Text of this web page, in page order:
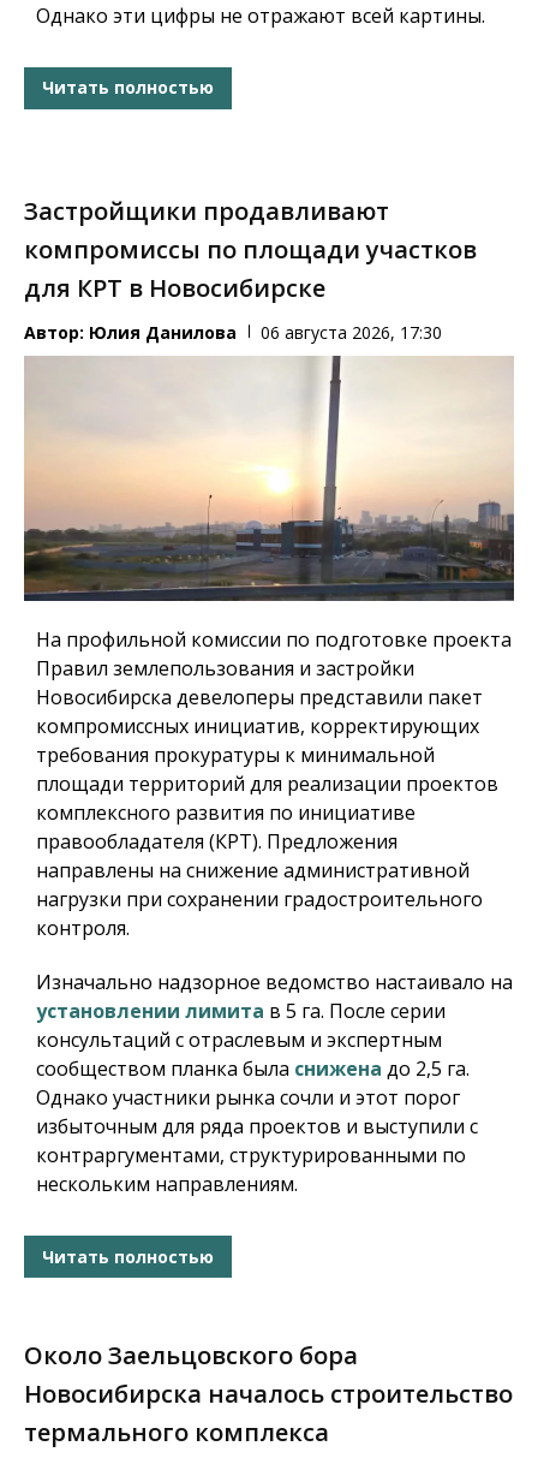
Однако эти цифры не отражают всей картины.
Читать полностью
Застройщики продавливают
компромиссы по площади участков
для КРТ в Новосибирске
Автор: Юлия Данилова 06 августа 2026, 17:30
На профильной комиссии по подготовке проекта
Правил землепользования и застройки
Новосибирска девелоперы представили пакет
компромиссных инициатив, корректирующих
требования прокуратуры к минимальной
площади территорий для реализации проектов
комплексного развития по инициативе
правообладателя (КРТ). Предложения
направлены на снижение административной
нагрузки при сохранении градостроительного
контроля.
Изначально надзорное ведомство настаивало на
установлении лимита в 5 га. После серии
консультаций с отраслевым и экспертным
сообществом планка была снижена до 2,5 га.
Однако участники рынка сочли и этот порог
избыточным для ряда проектов и выступили с
контраргументами, структурированными по
нескольким направлениям.
Читать полностью
Около Заельцовского бора
Новосибирска началось строительство
термального комплекса